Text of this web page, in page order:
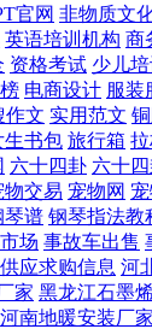
官网 非物质文
英语培训机构 商
资格考试 少儿培
电商设计 服装
作文 实用范文
生书包 旅行箱
六十四卦 六十
物交易 宠物网
琴谱 钢琴指法教
场 事故车出售
应求购信息 河
家 黑龙江石墨
河南地暖安装厂家